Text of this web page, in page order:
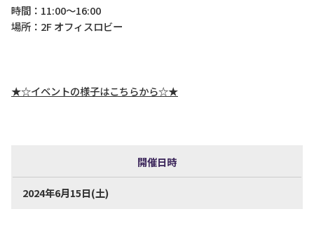
時間：11:00～16:00
場所：2F オフィスロビー
★☆イベントの様子はこちらから☆★
開催日時
2024年6月15日(土)